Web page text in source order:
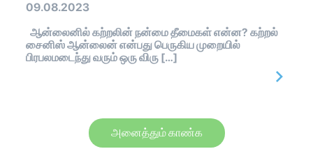
09.08.2023
ஆன்லைனில் கற்றலின் நன்மை தீமைகள் என்ன? கற்றல்
சைனிஸ் ஆன்லைன் என்பது பெருகிய முறையில்
பிரபலமடைந்து வரும் ஒரு விரு […]
அனைத்தும் காண்க